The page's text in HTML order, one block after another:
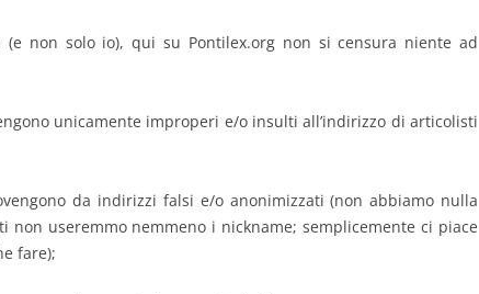
non solo io), qui su Pontilex.org non si censura niente ad
unicamente improperi e/o insulti all’indirizzo di articolisti
da indirizzi falsi e/o anonimizzati (non abbiamo nulla
non useremmo nemmeno i nickname; semplicemente ci piace
fare);